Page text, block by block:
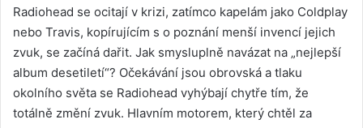
Radiohead se ocitají v krizi, zatímco kapelám jako Coldplay
nebo Travis, kopírujícím s o poznání menší invencí jejich
zvuk, se začíná dařit. Jak smysluplně navázat na „nejlepší
album desetiletí“? Očekávání jsou obrovská a tlaku
okolního světa se Radiohead vyhýbají chytře tím, že
totálně změní zvuk. Hlavním motorem, který chtěl za